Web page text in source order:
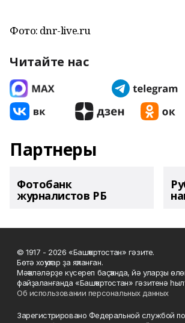
Фото: dnr-live.ru
Читайте нас
Партнеры
Фотобанк
журналистов РБ
© 1917 - 2026 «Башҡортостан» гәзите.
Бөтә хоҡуҡтар ҙа яҡланған.
Мәҡәләләрҙе күсереп баҫҡанда, йә уларҙы
файҙаланғанда «Башҡортостан» гәзитенә
Об использовании персональных данных
Зарегистрировано Федеральной службой